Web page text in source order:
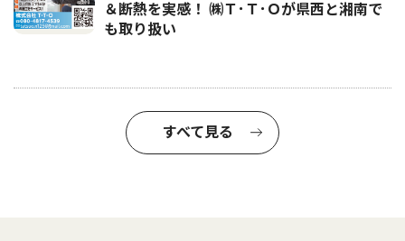
＆断熱を実感！ ㈱Ｔ･Ｔ･Ｏが県西と湘南で
も取り扱い
すべて見る